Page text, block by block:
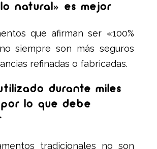
natural» es mejor
que afirman ser «100%
siempre son más seguros
refinadas o fabricadas.
durante miles
lo que debe
tradicionales no son